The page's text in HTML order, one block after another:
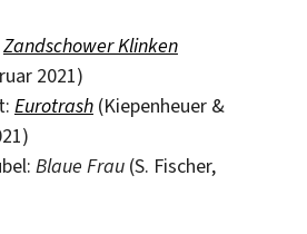
Zandschower Klinken
2021)
Eurotrash(Kiepenheuer &
Blaue Frau(S. Fischer,